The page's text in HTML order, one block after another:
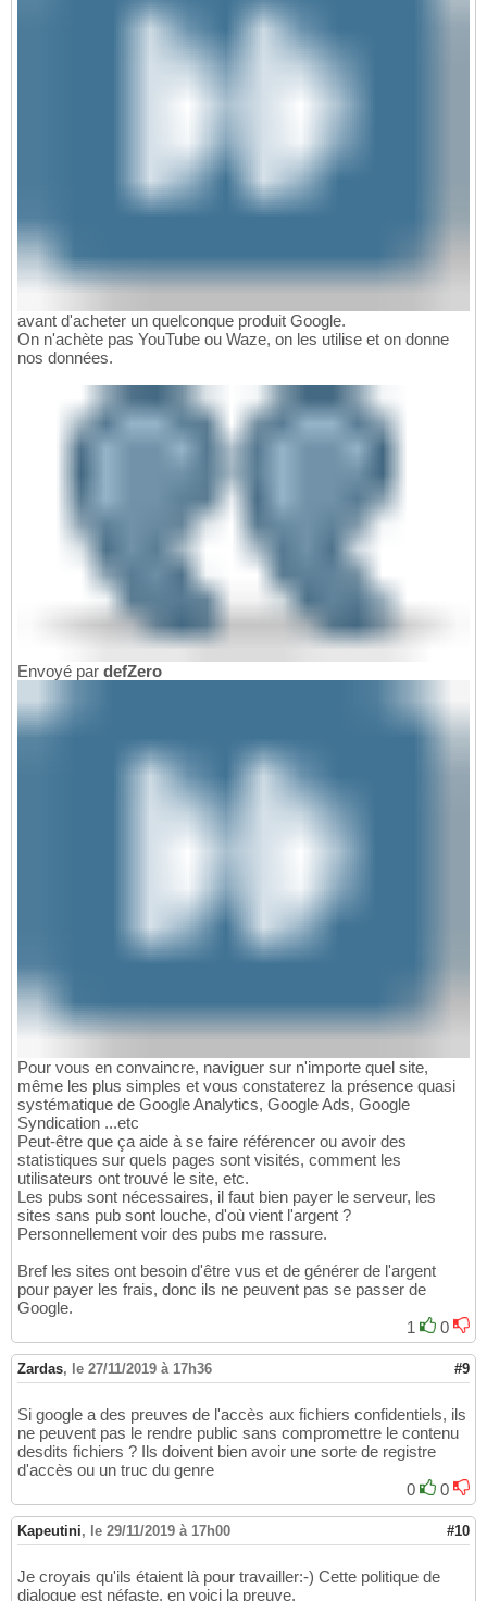
avant d'acheter un quelconque produit Google.
On n'achète pas YouTube ou Waze, on les utilise et on donne
nos données.
Envoyé par defZero
Pour vous en convaincre, naviguer sur n'importe quel site,
même les plus simples et vous constaterez la présence quasi
systématique de Google Analytics, Google Ads, Google
Syndication ...etc
Peut-être que ça aide à se faire référencer ou avoir des
statistiques sur quels pages sont visités, comment les
utilisateurs ont trouvé le site, etc.
Les pubs sont nécessaires, il faut bien payer le serveur, les
sites sans pub sont louche, d'où vient l'argent ?
Personnellement voir des pubs me rassure.
Bref les sites ont besoin d'être vus et de générer de l'argent
pour payer les frais, donc ils ne peuvent pas se passer de
Google.
1
0
Zardas, le 27/11/2019 à 17h36 #9
Si google a des preuves de l'accès aux fichiers confidentiels, ils
ne peuvent pas le rendre public sans compromettre le contenu
desdits fichiers ? Ils doivent bien avoir une sorte de registre
d'accès ou un truc du genre
0
0
Kapeutini, le 29/11/2019 à 17h00 #10
Je croyais qu'ils étaient là pour travailler:-) Cette politique de
dialogue est néfaste, en voici la preuve.